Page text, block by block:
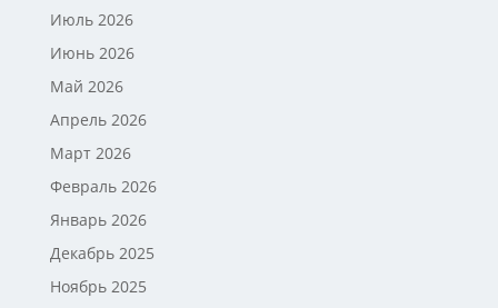
Июль 2026
Июнь 2026
Май 2026
Апрель 2026
Март 2026
Февраль 2026
Январь 2026
Декабрь 2025
Ноябрь 2025